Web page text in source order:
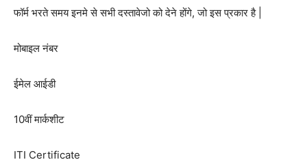
फॉर्म भरते समय इनमे से सभी दस्तावेजो को देने होंगे, जो इस प्रकार है |
मोबाइल नंबर
ईमेल आईडी
10वीं मार्कशीट
ITI Certificate